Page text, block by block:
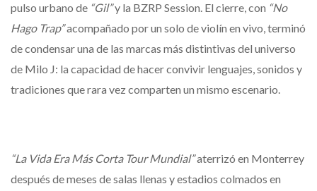
pulso urbano de “Gil”y la BZRP Session. El cierre, con “No
Hago Trap”acompañado por un solo de violín en vivo, terminó
de condensar una de las marcas más distintivas del universo
de Milo J: la capacidad de hacer convivir lenguajes, sonidos y
tradiciones que rara vez comparten un mismo escenario.
“La Vida Era Más Corta Tour Mundial”aterrizó en Monterrey
después de meses de salas llenas y estadios colmados en